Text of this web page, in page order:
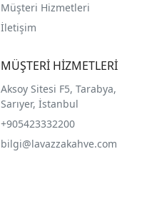
Müşteri Hizmetleri
İletişim
MÜŞTERİ HİZMETLERİ
Aksoy Sitesi F5, Tarabya,
Sarıyer, İstanbul
+905423332200
bilgi@lavazzakahve.com